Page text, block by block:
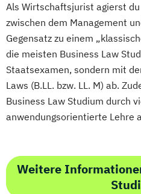
Als Wirtschaftsjurist agierst
zwischen dem Management
Gegensatz zu einem
die meisten Business Law
Staatsexamen, sondern mit
Laws (B.LL. bzw. LL. M) ab.
Business Law Studium durch
anwendungsorientierte Lehre
Weitere